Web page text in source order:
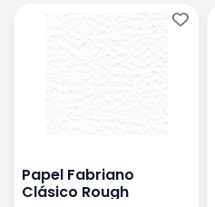
Papel Fabriano
Clásico Rough